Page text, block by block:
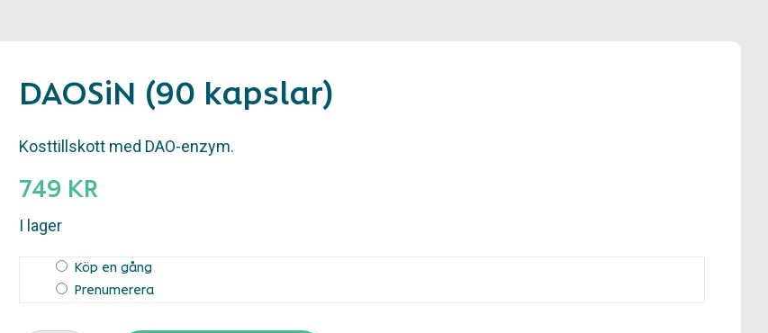
DAOSiN (90 kapslar)
Kosttillskott med DAO-enzym.
749 KR
I lager
Köp en gång
Prenumerera